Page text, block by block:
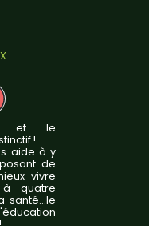
et le
!
aide à y
de
vivre
quatre
santé...le